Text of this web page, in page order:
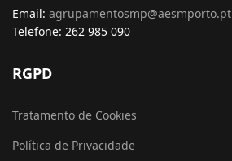
Email: agrupamentosmp@aesmporto.pt
Telefone: 262 985 090
RGPD
Tratamento de Cookies
Política de Privacidade